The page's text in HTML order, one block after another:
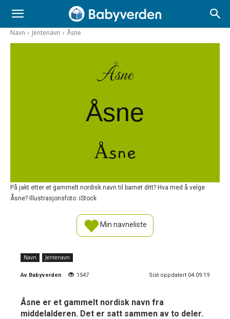
Navn Jentenavn Åsne
Åsne
Åsne
Åsne
På jakt etter et gammelt nordisk navn til barnet ditt? Hva med å velge
Åsne? Illustrasjonsfoto: iStock
Min navneliste
Navn Jentenavn
Av Babyverden 1547 Sist oppdatert 04.09.19
Åsne er et gammelt nordisk navn fra
middelalderen. Det er satt sammen av to deler.